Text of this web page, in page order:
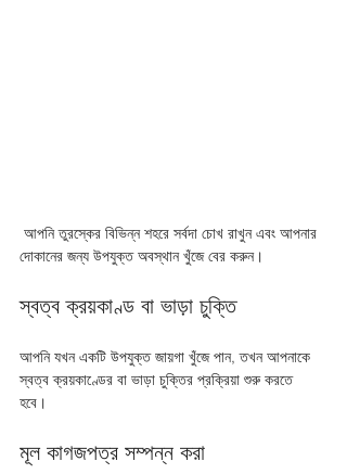
দোকানের জন্য উপযুক্ত অবস্থান খুঁজে বের করুন।
স্বত্ব ক্রয়কাণ্ড বা ভাড়া চুক্তি
আপনি যখন একটি উপযুক্ত জায়গা খুঁজে পান, তখন আপনাকে
স্বত্ব ক্রয়কাণ্ডের বা ভাড়া চুক্তির প্রক্রিয়া শুরু করতে
হবে।
মূল কাগজপত্র সম্পন্ন করা